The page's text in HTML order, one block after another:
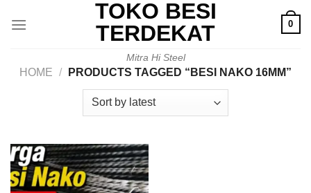
TOKO BESI
TERDEKAT
Mitra Hi Steel
0
HOME / PRODUCTS TAGGED “BESI NAKO 16MM”